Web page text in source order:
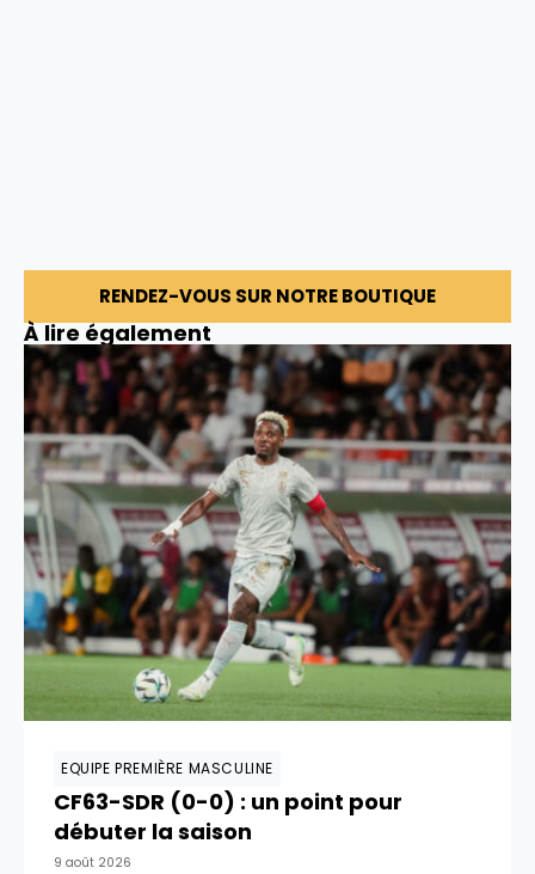
RENDEZ-VOUS SUR NOTRE BOUTIQUE
À lire également
EQUIPE PREMIÈRE MASCULINE
CF63-SDR (0-0) : un point pour
débuter la saison
9 août 2026